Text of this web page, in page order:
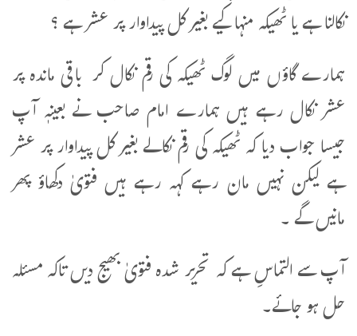
نکالنا ہے یا ٹھیکہ منہا کیے بغیر کل پیداوار پر عشر ہے ؟
ہمارے گاؤں میں لوگ ٹھیکہ کی رقم نکال کر باقی ماندہ پر
عشر نکال رہے ہیں ہمارے امام صاحب نے بعینہٖ آپ
جیسا جواب دیا کہ ٹھیکہ کی رقم نکالے بغیر کل پیداوار پر عشر
ہے لیکن نہیں مان رہے کہہ رہے ہیں فتویٰ دکھاؤ پھر
مانیں گے ۔
آپ سے التماسِ ہے کہ تحریر شدہ فتویٰ بھیج دیں تاکہ مسئلہ
حل ہو جائے۔